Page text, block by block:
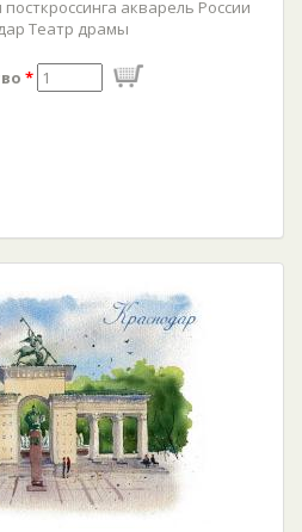
акварель России
Театр драмы
*